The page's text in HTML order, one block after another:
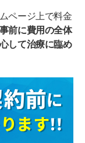
ページ上で料金
事前に費用の全体
して治療に臨め